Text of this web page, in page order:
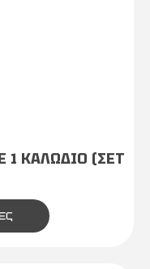
1 ΚΑΛΩΔΙΟ (ΣΕΤ